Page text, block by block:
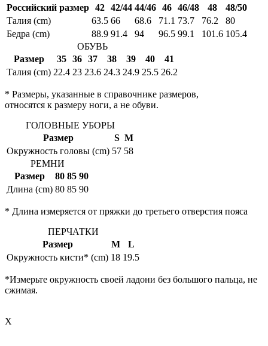
Российский размер 42 42/44 44/46 46 46/48 48
48/50
Талия (cm)
63.5 66 68.6 71.1 73.7 76.2
80
Бедра (cm)
88.9 91.4 94 96.5 99.1 101.6 105.4
ОБУВЬ
Размер
35 36 37 38 39 40
41
Талия (cm) 22.4 23 23.6 24.3 24.9 25.5 26.2
* Размеры, указанные в справочнике размеров,
относятся к размеру ноги, а не обуви.
ГОЛОВНЫЕ УБОРЫ
Размер
S M
Окружность головы (cm) 57 58
РЕМНИ
Размер
80 85 90
Длина (cm) 80 85 90
* Длина измеряется от пряжки до третьего отверстия пояса
ПЕРЧАТКИ
Размер
M
L
Окружность кисти* (cm) 18 19.5
*Измерьте окружность своей ладони без большого пальца, не
сжимая.
X